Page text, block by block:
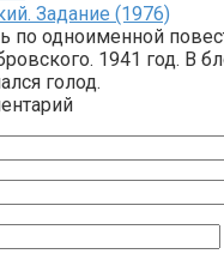
Задание (1976)
по одноименной
1941 год. В
голод.